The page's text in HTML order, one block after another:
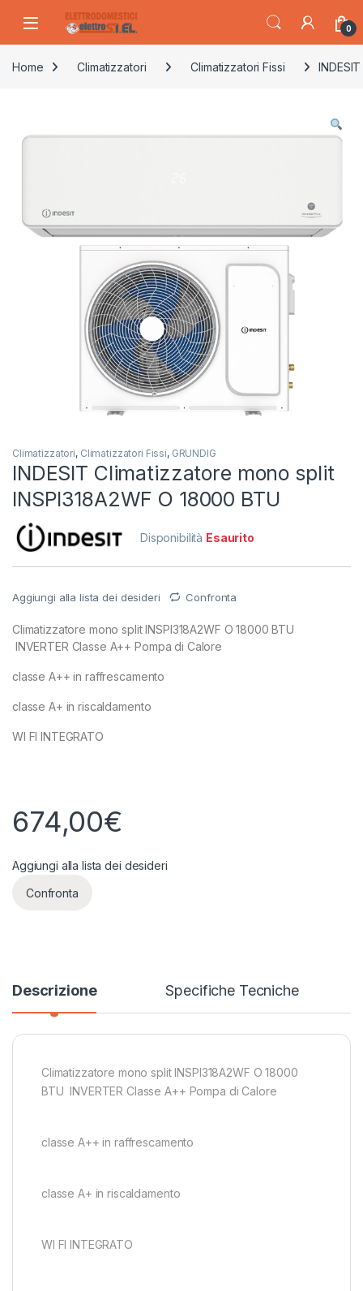
0
Home Climatizzatori Climatizzatori Fissi
Climatizzatori, Climatizzatori Fissi, GRUNDIG
INDESIT Climatizzatore mono split
INSPI318A2WF O 18000 BTU
Disponibilità Esaurito
Aggiungi alla lista dei desideri Confronta
Climatizzatore mono split INSPI318A2WF O 18000 BTU
INVERTER Classe A++ Pompa di Calore
classe A++ in raffrescamento
classe A+ in riscaldamento
WI FI INTEGRATO
674,00€
Aggiungi alla lista dei desideri
Confronta
Descrizione Specifiche Tecniche
Climatizzatore mono split INSPI318A2WF O 18000
BTU INVERTER Classe A++ Pompa di Calore
classe A++ in raffrescamento
classe A+ in riscaldamento
WI FI INTEGRATO